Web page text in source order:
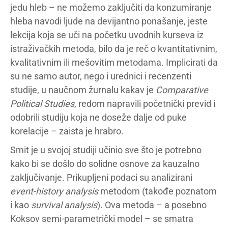
jedu hleb – ne možemo zaključiti da konzumiranje
hleba navodi ljude na devijantno ponašanje, jeste
lekcija koja se uči na početku uvodnih kurseva iz
istraživačkih metoda, bilo da je reč o kvantitativnim,
kvalitativnim ili mešovitim metodama. Implicirati da
su ne samo autor, nego i urednici i recenzenti
studije, u naučnom žurnalu kakav je Comparative
Political Studies, redom napravili početnički previd i
odobrili studiju koja ne doseže dalje od puke
korelacije – zaista je hrabro.
Smit je u svojoj studiji učinio sve što je potrebno
kako bi se došlo do solidne osnove za kauzalno
zaključivanje. Prikupljeni podaci su analizirani
event-history analysismetodom (takođe poznatom
i kao survival analysis). Ova metoda – a posebno
Koksov semi-parametrički model – se smatra